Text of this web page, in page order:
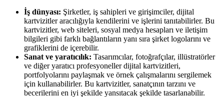
İş dünyası: Şirketler, iş sahipleri ve girişimciler, dijital
kartvizitler aracılığıyla kendilerini ve işlerini tanıtabilirler. Bu
kartvizitler, web siteleri, sosyal medya hesapları ve iletişim
bilgileri gibi farklı bağlantıların yanı sıra şirket logolarını ve
grafiklerini de içerebilir.
Sanat ve yaratıcılık: Tasarımcılar, fotoğrafçılar, illüstratörler
ve diğer yaratıcı profesyoneller dijital kartvizitleri,
portfolyolarını paylaşmak ve örnek çalışmalarını sergilemek
için kullanabilirler. Bu kartvizitler, sanatçının tarzını ve
becerilerini en iyi şekilde yansıtacak şekilde tasarlanabilir.